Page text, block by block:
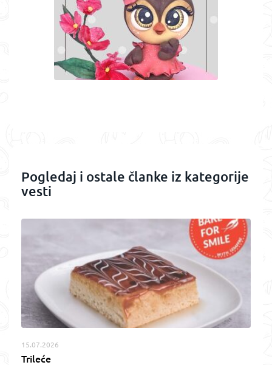
Pogledaj i ostale članke iz kategorije
vesti
15.07.2026
Trileće